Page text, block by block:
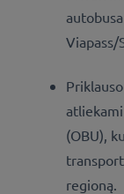
Viapass/
(OBU),
regioną.